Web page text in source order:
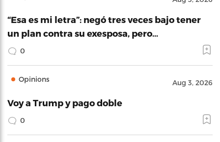
“Esa es mi letra”: negó tres veces bajo tener
un plan contra su exesposa, pero…
0
Opinions Aug 3, 2026
Voy a Trump y pago doble
0